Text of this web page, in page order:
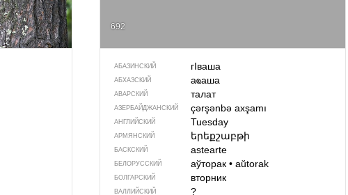
692
АБАЗИНСКИЙ гIваша
АБХАЗСКИЙ аҩаша
АВАРСКИЙ талат
АЗЕРБАЙДЖАН­СКИЙ çərşənbə axşamı
АНГЛИЙСКИЙ Tuesday
АРМЯНСКИЙ երեքշաբթի
БАСКСКИЙ astearte
БЕЛОРУССКИЙ аўторак • aŭtorak
БОЛГАРСКИЙ вторник
ВАЛЛИЙСКИЙ ?